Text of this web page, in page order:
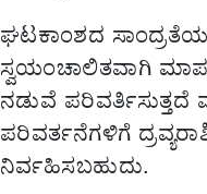
ಘಟಕಾಂಶದ
ಸ್ವಯಂಚಾಲಿತವಾಗಿ
ನಡುವೆ
ಪರಿವರ್ತನೆಗಳಿಗೆ
ನಿರ್ವಹಿಸಬಹುದು.